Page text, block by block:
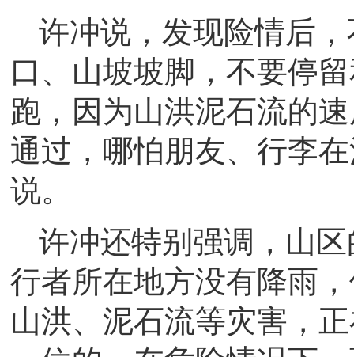
许冲说，发现险情后
口、山坡坡脚，不要停
跑，因为山洪泥石流的
通过，哪怕朋友、行李
说。
许冲还特别强调，山
行者所在地方没有降雨
山洪、泥石流等灾害，